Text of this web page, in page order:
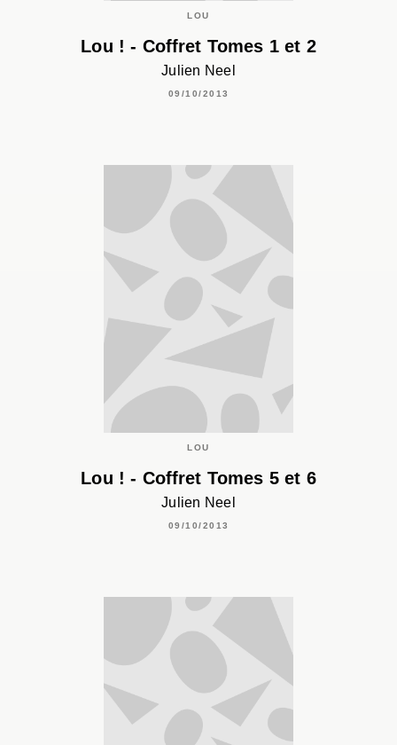
LOU
Lou ! - Coffret Tomes 1 et 2
Julien Neel
09/10/2013
LOU
Lou ! - Coffret Tomes 5 et 6
Julien Neel
09/10/2013